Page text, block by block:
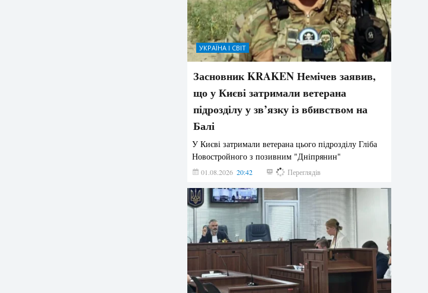
УКРАЇНА І СВІТ
Засновник KRAKEN Немічев заявив,
що у Києві затримали ветерана
підрозділу у зв’язку із вбивством на
Балі
У Києві затримали ветерана цього підрозділу Гліба
Новостройного з позивним "Дніпрянин"
01.08.2026 20:42 185 Переглядів